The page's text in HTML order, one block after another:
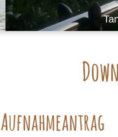
Aufnahmeantrag